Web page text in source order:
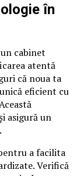
în
cabinet
atentă
că noua ta
eficient cu
asigură un
a facilita
Verifică